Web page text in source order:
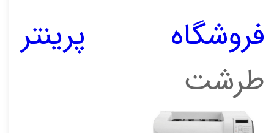
فروشگاه پرینتر
طرشت